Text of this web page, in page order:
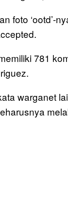
foto ‘ootd’-
781
warganet